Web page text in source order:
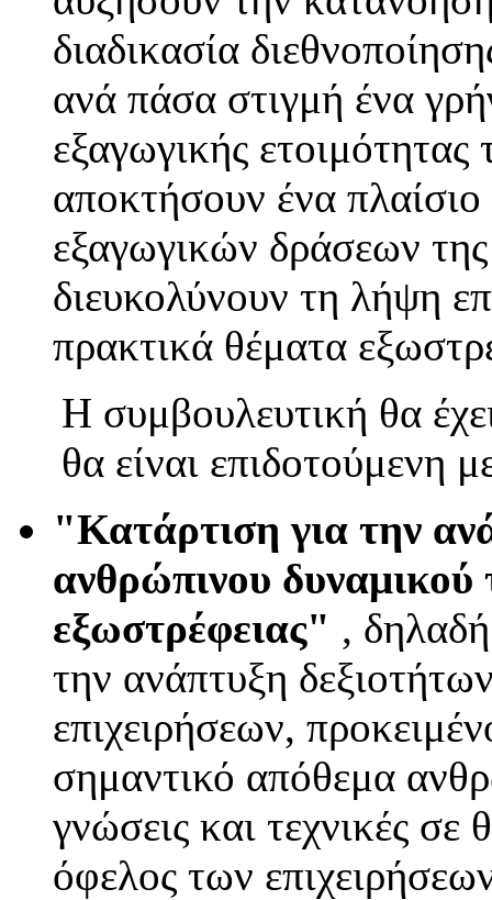
διαδικασία
ανά πάσα στιγμή ένα
εξαγωγικής ετοιμότητας
αποκτήσουν ένα
εξαγωγικών δράσεων
διευκολύνουν τη λήψη
πρακτικά θέματα
Η συμβουλευτική θα
θα είναι επιδοτούμενη
"Κατάρτιση για την
ανθρώπινου
εξωστρέφειας" ,
την ανάπτυξη
επιχειρήσεων,
σημαντικό απόθεμα
γνώσεις και τεχνικές
όφελος των